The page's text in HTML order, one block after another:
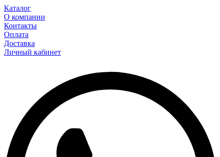
Каталог
О компании
Контакты
Оплата
Доставка
Личный кабинет